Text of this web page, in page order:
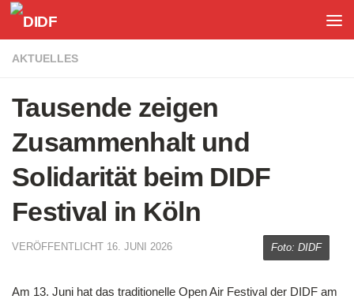
Unter dem Inhalt
AKTUELLES
Tausende zeigen
Zusammenhalt und
Solidarität beim DIDF
Festival in Köln
VERÖFFENTLICHT 16. JUNI 2026 Foto: DIDF
Am 13. Juni hat das traditionelle Open Air Festival der DIDF am